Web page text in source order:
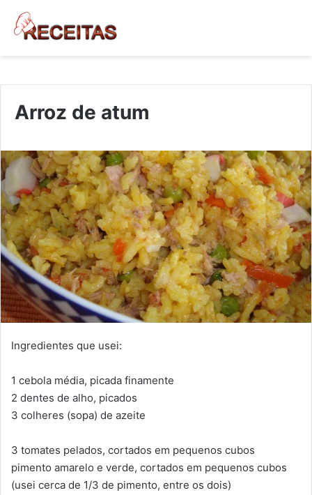
Arroz de atum
Ingredientes que usei:
1 cebola média, picada finamente
2 dentes de alho, picados
3 colheres (sopa) de azeite
3 tomates pelados, cortados em pequenos cubos
pimento amarelo e verde, cortados em pequenos cubos
(usei cerca de 1/3 de pimento, entre os dois)